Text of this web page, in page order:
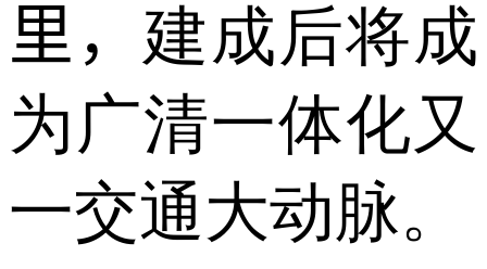
里 ， 建成后将成
为广清一体化又
一交通大动脉。